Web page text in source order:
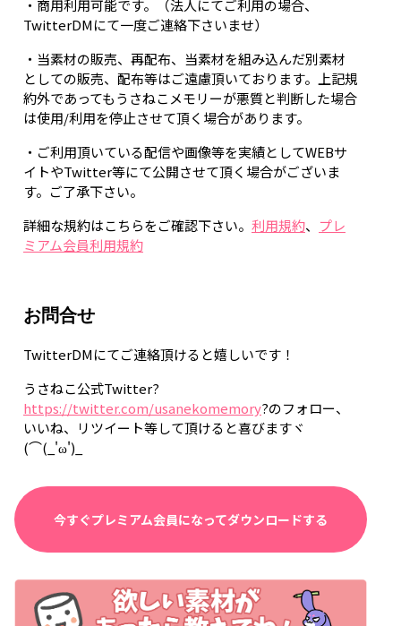
・商用利用可能です。（法人にてご利用の場合、
TwitterDMにて一度ご連絡下さいませ）
・当素材の販売、再配布、当素材を組み込んだ別素材
としての販売、配布等はご遠慮頂いております。上記規
約外であってもうさねこメモリーが悪質と判断した場合
は使用/利用を停止させて頂く場合があります。
・ご利用頂いている配信や画像等を実績としてWEBサ
イトやTwitter等にて公開させて頂く場合がございま
す。ご了承下さい。
詳細な規約はこちらをご確認下さい。 利用規約、 プレ
ミアム会員利用規約
お問合せ
TwitterDMにてご連絡頂けると嬉しいです！
うさねこ公式Twitter?
https://twitter.com/usanekomemory?のフォロー、
いいね、リツイート等して頂けると喜びますヾ
(⌒(_'ω')_
今すぐプレミアム会員になってダウンロードする